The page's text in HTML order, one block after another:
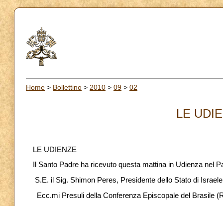
Home > Bollettino > 2010 > 09 > 02
LE
LE UDIENZE
Il Santo Padre ha ricevuto questa mattina in Udienza nel
S.E. il Sig. Shimon Peres, Presidente dello Stato di
Ecc.mi Presuli della Conferenza Episcopale del Brasile